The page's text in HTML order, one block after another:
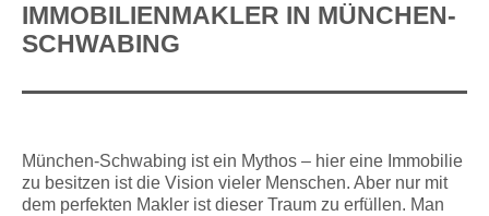
IMMOBILIENMAKLER IN MÜNCHEN-
SCHWABING
München-Schwabing ist ein Mythos – hier eine Immobilie
zu besitzen ist die Vision vieler Menschen. Aber nur mit
dem perfekten Makler ist dieser Traum zu erfüllen. Man